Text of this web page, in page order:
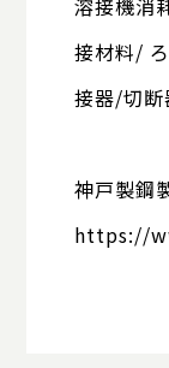
溶接機消
接材料/
接器/切断
神戸製鋼
https://